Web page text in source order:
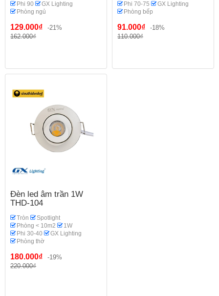
Phi 90
GX Lighting
Phòng ngủ
129.000₫
-21%
162.000₫
Phi 70-75
GX Lighting
Phòng bếp
91.000₫
-18%
110.000₫
Đèn led âm trần 1W
THD-104
Tròn
Spotlight
Phòng < 10m2
1W
Phi 30-40
GX Lighting
Phòng thờ
180.000₫
-19%
220.000₫